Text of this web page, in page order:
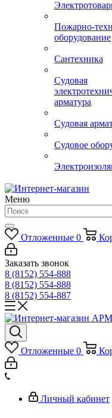
Пожарно-
оборудование
Сантехника
Судовая
арматура
Судовая
Судовое
Меню
Отложенные 0
Заказать звонок
8 (8152) 554-888
8 (8152) 554-888
8 (8152) 554-887
Отложенные 0
Личный кабинет